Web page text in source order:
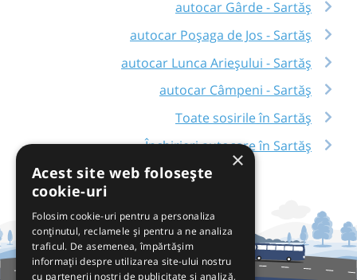
autocar Gârde - Sartăș
autocar Poșaga de Jos - Sartăș
autocar Lunca Arieșului - Sartăș
autocar Câmpeni - Sartăș
Toate sosirile în Sartăș
Închirieri autocare în Sartăș
×
Acest site web folosește
cookie-uri
Folosim cookie-uri pentru a personaliza
conținutul, reclamele și pentru a ne analiza
traficul. De asemenea, împărtășim
informații despre utilizarea site-ului nostru
cu partenerii noștri de publicitate și analiză,